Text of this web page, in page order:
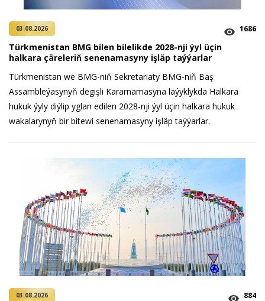
03.08.2026 1686
Türkmenistan BMG bilen bilelikde 2028-nji ýyl üçin
halkara çäreleriň senenamasyny işläp taýýarlar
Türkmenistan we BMG-niň Sekretariaty BMG-niň Baş
Assambleýasynyň degişli Kararnamasyna laýyklykda Halkara
hukuk ýyly diýlip yglan edilen 2028-nji ýyl üçin halkara hukuk
wakalarynyň bir bitewi senenamasyny işläp taýýarlar.
03.08.2026 884